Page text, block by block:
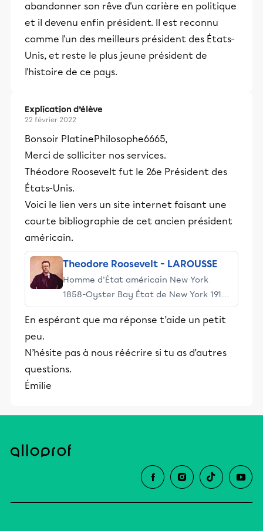
abandonner son rêve d'un carière en politique
et il devenu enfin président. Il est reconnu
comme l'un des meilleurs président des États-
Unis, et reste le plus jeune président de
l'histoire de ce pays.
Explication d’élève
22 février 2022
Bonsoir PlatinePhilosophe6665,
Merci de solliciter nos services.
Théodore Roosevelt fut le 26e Président des
États-Unis.
Voici le lien vers un site internet faisant une
courte bibliographie de cet ancien président
américain.
Theodore Roosevelt - LAROUSSE
Homme d'État américain New York
1858-Oyster Bay État de New York 1919
Député républicain 1882-1884 puis chef
de la police de New York 1895-1899 il
en 1897 Lors de la guerre hispano-
américaine il organise un régiment de
En espérant que ma réponse t’aide un petit
peu.
N’hésite pas à nous réécrire si tu as d’autres
questions.
Émilie